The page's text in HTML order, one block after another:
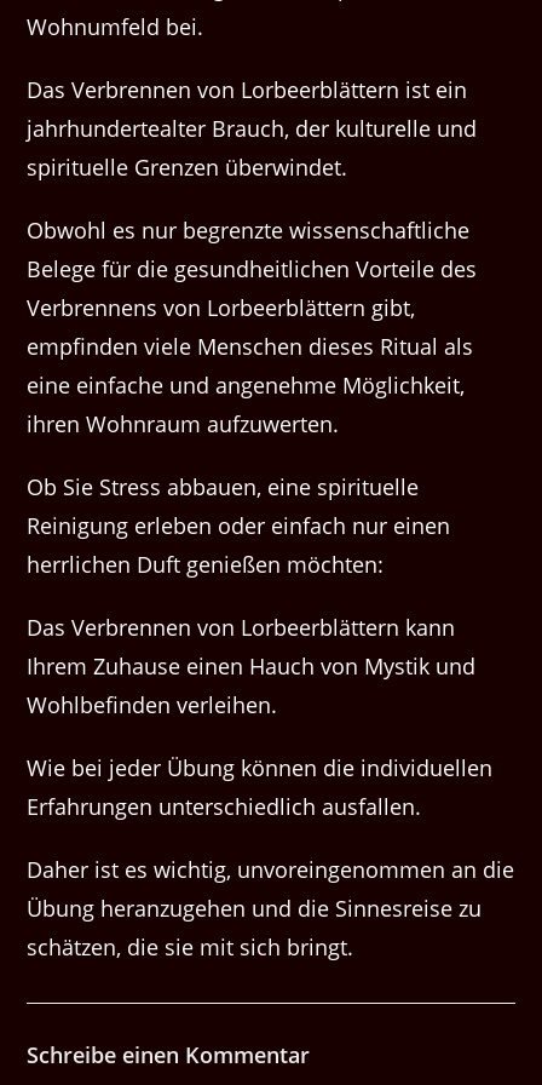
Wohnumfeld bei.
Das Verbrennen von Lorbeerblättern ist ein
jahrhundertealter Brauch, der kulturelle und
spirituelle Grenzen überwindet.
Obwohl es nur begrenzte wissenschaftliche
Belege für die gesundheitlichen Vorteile des
Verbrennens von Lorbeerblättern gibt,
empfinden viele Menschen dieses Ritual als
eine einfache und angenehme Möglichkeit,
ihren Wohnraum aufzuwerten.
Ob Sie Stress abbauen, eine spirituelle
Reinigung erleben oder einfach nur einen
herrlichen Duft genießen möchten:
Das Verbrennen von Lorbeerblättern kann
Ihrem Zuhause einen Hauch von Mystik und
Wohlbefinden verleihen.
Wie bei jeder Übung können die individuellen
Erfahrungen unterschiedlich ausfallen.
Daher ist es wichtig, unvoreingenommen an die
Übung heranzugehen und die Sinnesreise zu
schätzen, die sie mit sich bringt.
Schreibe einen Kommentar